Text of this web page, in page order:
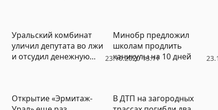
задыхаешься на бегу
(ФОТО)
23.10.2020 13:11
Уральский комбинат
уличил депутата во лжи
и отсудил денежную
Минобр предложил
школам продлить
каникулы на 10 дней
Открытие «Эрмитаж-
В ДТП на загородных